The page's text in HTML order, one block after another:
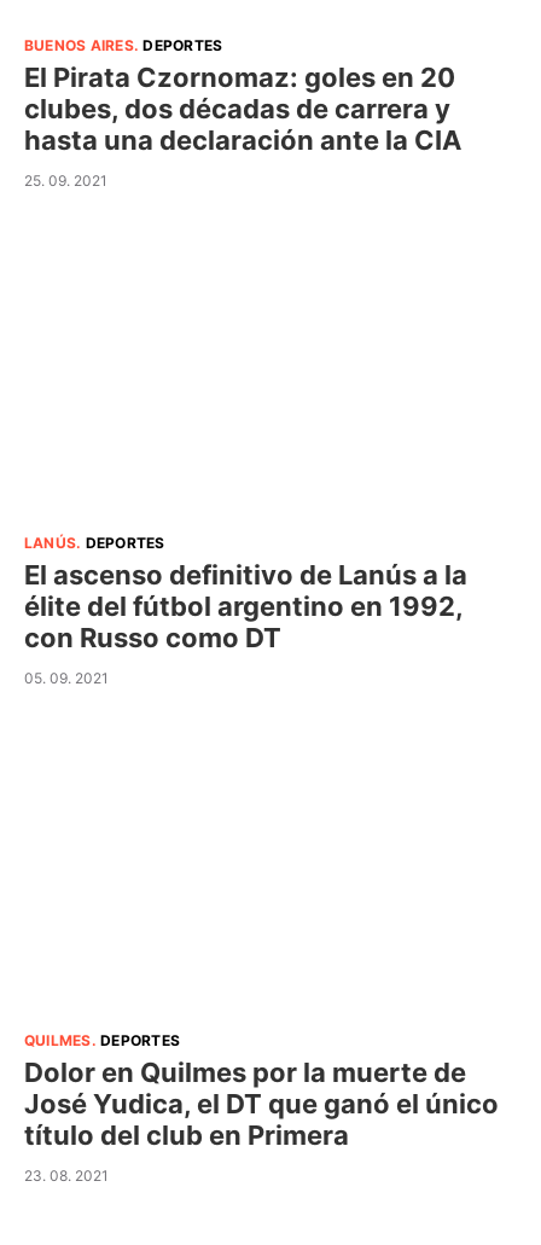
BUENOS AIRES.DEPORTES
El Pirata Czornomaz: goles en 20
clubes, dos décadas de carrera y
hasta una declaración ante la CIA
25. 09. 2021
LANÚS. DEPORTES
El ascenso definitivo de Lanús a la
élite del fútbol argentino en 1992,
con Russo como DT
05. 09. 2021
QUILMES.DEPORTES
Dolor en Quilmes por la muerte de
José Yudica, el DT que ganó el único
título del club en Primera
23. 08. 2021